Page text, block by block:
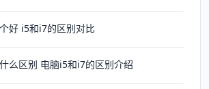
好 i5和i7的区别对比
么区别 电脑i5和i7的区别介绍